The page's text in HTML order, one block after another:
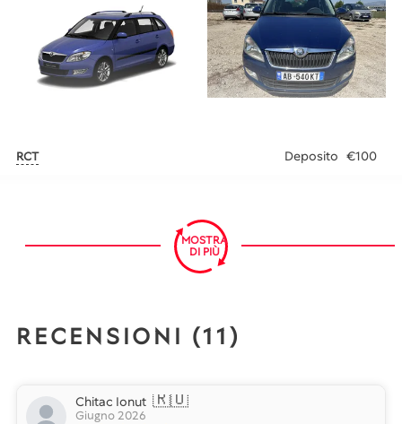
RCT Deposito €100
MOSTRA
DI PIÙ
RECENSIONI (11)
Chitac Ionut 🇷🇴
Giugno 2026